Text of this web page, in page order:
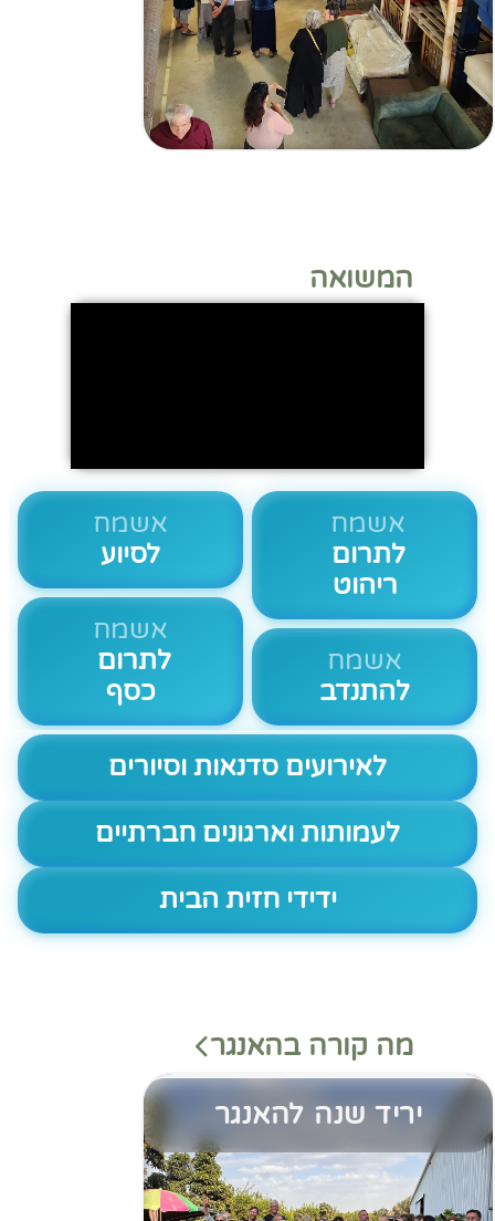
המשואה
אשמח
לתרום
ריהוט
אשמח
להתנדב
אשמח
לסיוע
אשמח
לתרום
כסף
לאירועים סדנאות וסיורים
לעמותות וארגונים חברתיים
ידידי חזית הבית
מה קורה בהאנגר
יריד שנה להאנגר